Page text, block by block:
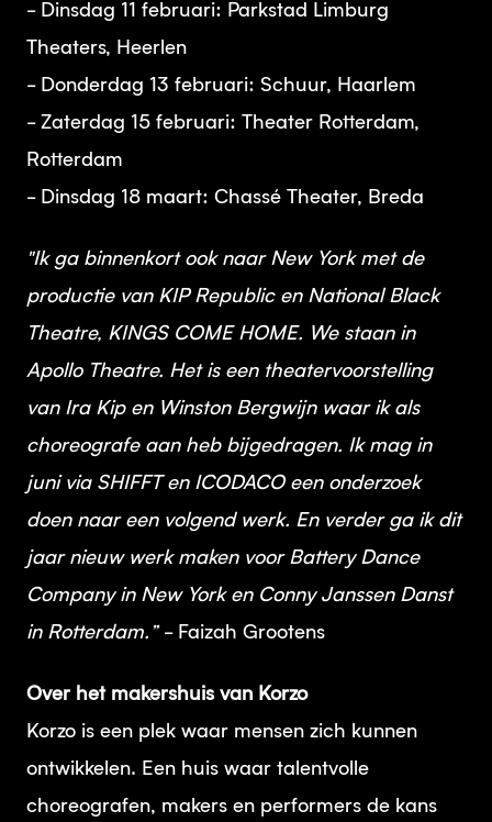
- Dinsdag 11 februari: Parkstad Limburg
Theaters, Heerlen
- Donderdag 13 februari: Schuur, Haarlem
- Zaterdag 15 februari: Theater Rotterdam,
Rotterdam
- Dinsdag 18 maart: Chassé Theater, Breda
"Ik ga binnenkort ook naar New York met de
productie van KIP Republic en National Black
Theatre, KINGS COME HOME. We staan in
Apollo Theatre. Het is een theatervoorstelling
van Ira Kip en Winston Bergwijn waar ik als
choreografe aan heb bijgedragen. Ik mag in
juni via SHIFFT en ICODACO een onderzoek
doen naar een volgend werk. En verder ga ik dit
jaar nieuw werk maken voor Battery Dance
Company in New York en Conny Janssen Danst
in Rotterdam.” - Faizah Grootens
Over het makershuis van Korzo
Korzo is een plek waar mensen zich kunnen
ontwikkelen. Een huis waar talentvolle
choreografen, makers en performers de kans